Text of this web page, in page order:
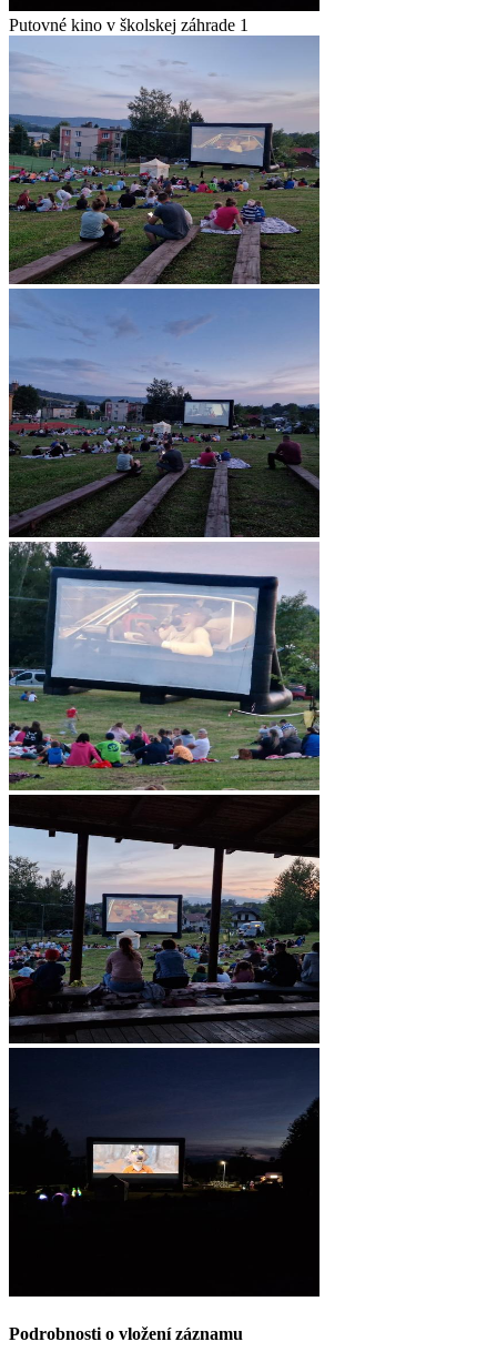
Putovné kino v školskej záhrade 1
Podrobnosti o vložení záznamu